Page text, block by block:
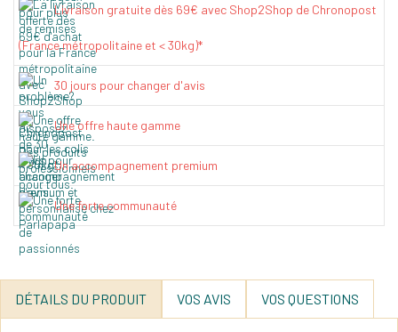
Livraison gratuite dès 69€ avec Shop2Shop de Chronopost
(France métropolitaine et < 30kg)*
30 jours pour changer d'avis
Une offre haute gamme
Un accompagnement premium
Une forte communauté
DÉTAILS DU PRODUIT VOS AVIS VOS QUESTIONS